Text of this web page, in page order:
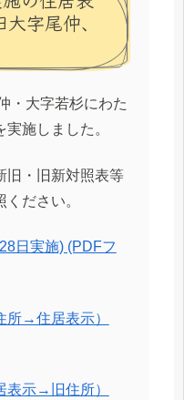
字尾仲、
・大字若杉にわた
施しました。
旧・旧新対照表等
ださい。
日実施) (PDFフ
所→住居表示）
表示→旧住所）